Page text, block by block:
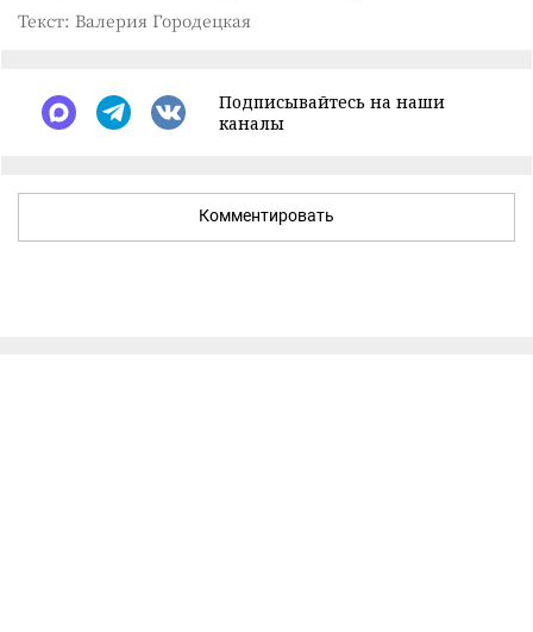
Текст: Валерия Городецкая
Подписывайтесь на наши
каналы
Комментировать